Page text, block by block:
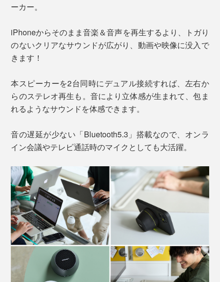
ーカー。
iPhoneからそのまま音楽＆音声を再生するより、トガり
のないクリアなサウンドが広がり、動画や映像に没入で
きます！
本スピーカーを2台同時にデュアル接続すれば、左右か
らのステレオ再生も。音により立体感が生まれて、包ま
れるようなサウンドを体感できます。
音の遅延が少ない「Bluetooth5.3」搭載なので、オンラ
イン会議やテレビ通話時のマイクとしても大活躍。